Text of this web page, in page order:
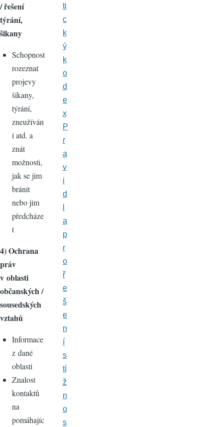
/ řešení
týrání,
šikany
Schopnost
rozeznat
projevy
šikany,
týrání,
zneužíván
í atd. a
znát
možnosti,
jak se jim
bránit
nebo jim
předcháze
t
4) Ochrana
práv
v oblasti
občanských /
sousedských
vztahů
Informace
z dané
oblasti
Znalost
kontaktů
na
pomáhajíc
ti
c
k
ý
k
o
d
e
x
P
r
a
v
i
d
a
p
r
o
ř
e
š
e
n
í
s
tí
ž
n
o
s